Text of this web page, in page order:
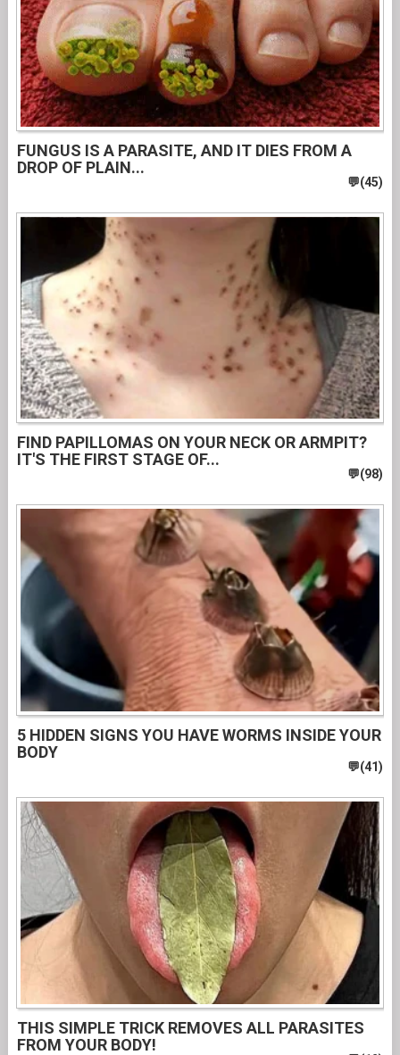
FUNGUS IS A PARASITE, AND IT DIES FROM A
DROP OF PLAIN...
FIND PAPILLOMAS ON YOUR NECK OR ARMPIT?
IT'S THE FIRST STAGE OF...
5 HIDDEN SIGNS YOU HAVE WORMS INSIDE YOUR
BODY
THIS SIMPLE TRICK REMOVES ALL PARASITES
FROM YOUR BODY!